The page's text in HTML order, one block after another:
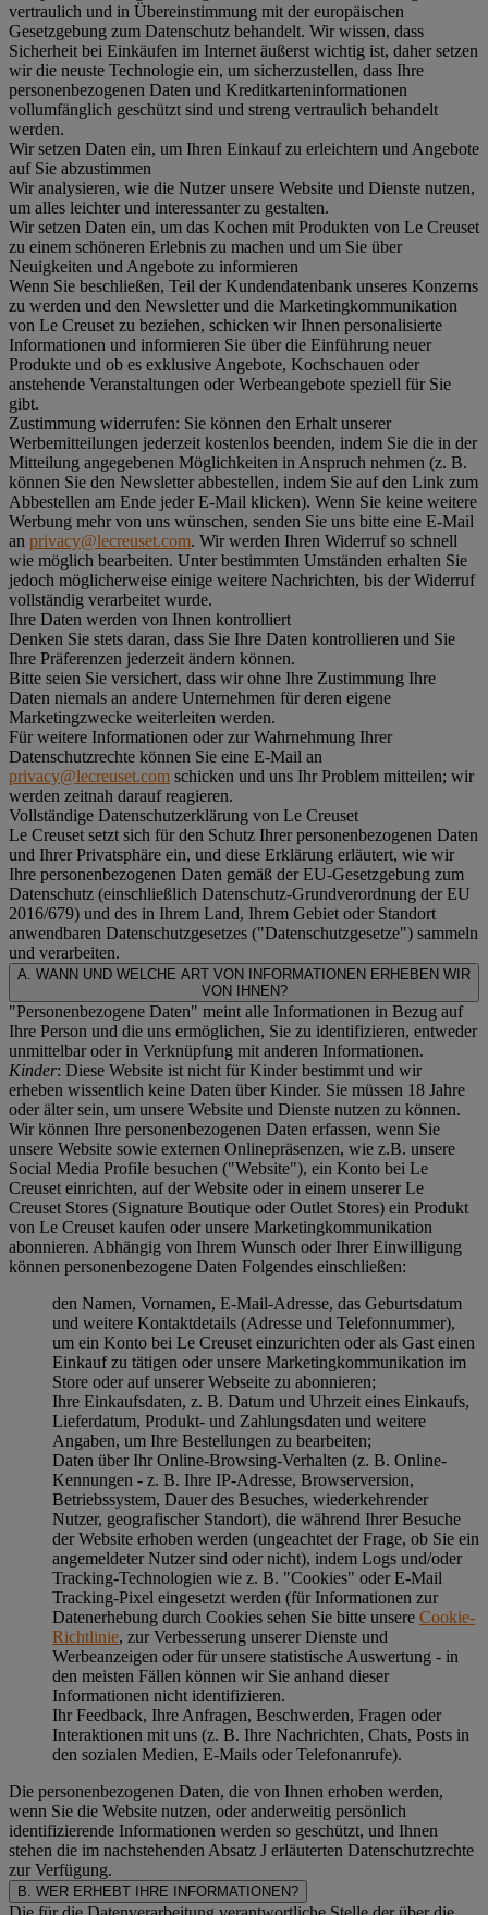
vertraulich und in Übereinstimmung mit der europäischen
Gesetzgebung zum Datenschutz behandelt. Wir wissen, dass
Sicherheit bei Einkäufen im Internet äußerst wichtig ist, daher setzen
wir die neuste Technologie ein, um sicherzustellen, dass Ihre
personenbezogenen Daten und Kreditkarteninformationen
vollumfänglich geschützt sind und streng vertraulich behandelt
werden.
Wir setzen Daten ein, um Ihren Einkauf zu erleichtern und Angebote
auf Sie abzustimmen
Wir analysieren, wie die Nutzer unsere Website und Dienste nutzen,
um alles leichter und interessanter zu gestalten.
Wir setzen Daten ein, um das Kochen mit Produkten von Le Creuset
zu einem schöneren Erlebnis zu machen und um Sie über
Neuigkeiten und Angebote zu informieren
Wenn Sie beschließen, Teil der Kundendatenbank unseres Konzerns
zu werden und den Newsletter und die Marketingkommunikation
von Le Creuset zu beziehen, schicken wir Ihnen personalisierte
Informationen und informieren Sie über die Einführung neuer
Produkte und ob es exklusive Angebote, Kochschauen oder
anstehende Veranstaltungen oder Werbeangebote speziell für Sie
gibt.
Zustimmung widerrufen: Sie können den Erhalt unserer
Werbemitteilungen jederzeit kostenlos beenden, indem Sie die in der
Mitteilung angegebenen Möglichkeiten in Anspruch nehmen (z. B.
können Sie den Newsletter abbestellen, indem Sie auf den Link zum
Abbestellen am Ende jeder E-Mail klicken). Wenn Sie keine weitere
Werbung mehr von uns wünschen, senden Sie uns bitte eine E-Mail
an privacy@lecreuset.com. Wir werden Ihren Widerruf so schnell
wie möglich bearbeiten. Unter bestimmten Umständen erhalten Sie
jedoch möglicherweise einige weitere Nachrichten, bis der Widerruf
vollständig verarbeitet wurde.
Ihre Daten werden von Ihnen kontrolliert
Denken Sie stets daran, dass Sie Ihre Daten kontrollieren und Sie
Ihre Präferenzen jederzeit ändern können.
Bitte seien Sie versichert, dass wir ohne Ihre Zustimmung Ihre
Daten niemals an andere Unternehmen für deren eigene
Marketingzwecke weiterleiten werden.
Für weitere Informationen oder zur Wahrnehmung Ihrer
Datenschutzrechte können Sie eine E-Mail an
privacy@lecreuset.com schicken und uns Ihr Problem mitteilen; wir
werden zeitnah darauf reagieren.
Vollständige Datenschutzerklärung von Le Creuset
Le Creuset setzt sich für den Schutz Ihrer personenbezogenen Daten
und Ihrer Privatsphäre ein, und diese Erklärung erläutert, wie wir
Ihre personenbezogenen Daten gemäß der EU-Gesetzgebung zum
Datenschutz (einschließlich Datenschutz-Grundverordnung der EU
2016/679) und des in Ihrem Land, Ihrem Gebiet oder Standort
anwendbaren Datenschutzgesetzes ("Datenschutzgesetze") sammeln
und verarbeiten.
A. WANN UND WELCHE ART VON INFORMATIONEN ERHEBEN WIR
VON IHNEN?
"Personenbezogene Daten" meint alle Informationen in Bezug auf
Ihre Person und die uns ermöglichen, Sie zu identifizieren, entweder
unmittelbar oder in Verknüpfung mit anderen Informationen.
Kinder: Diese Website ist nicht für Kinder bestimmt und wir
erheben wissentlich keine Daten über Kinder. Sie müssen 18 Jahre
oder älter sein, um unsere Website und Dienste nutzen zu können.
Wir können Ihre personenbezogenen Daten erfassen, wenn Sie
unsere Website sowie externen Onlinepräsenzen, wie z.B. unsere
Social Media Profile besuchen ("Website"), ein Konto bei Le
Creuset einrichten, auf der Website oder in einem unserer Le
Creuset Stores (Signature Boutique oder Outlet Stores) ein Produkt
von Le Creuset kaufen oder unsere Marketingkommunikation
abonnieren. Abhängig von Ihrem Wunsch oder Ihrer Einwilligung
können personenbezogene Daten Folgendes einschließen:
den Namen, Vornamen, E-Mail-Adresse, das Geburtsdatum
und weitere Kontaktdetails (Adresse und Telefonnummer),
um ein Konto bei Le Creuset einzurichten oder als Gast einen
Einkauf zu tätigen oder unsere Marketingkommunikation im
Store oder auf unserer Webseite zu abonnieren;
Ihre Einkaufsdaten, z. B. Datum und Uhrzeit eines Einkaufs,
Lieferdatum, Produkt- und Zahlungsdaten und weitere
Angaben, um Ihre Bestellungen zu bearbeiten;
Daten über Ihr Online-Browsing-Verhalten (z. B. Online-
Kennungen - z. B. Ihre IP-Adresse, Browserversion,
Betriebssystem, Dauer des Besuches, wiederkehrender
Nutzer, geografischer Standort), die während Ihrer Besuche
der Website erhoben werden (ungeachtet der Frage, ob Sie ein
angemeldeter Nutzer sind oder nicht), indem Logs und/oder
Tracking-Technologien wie z. B. "Cookies" oder E-Mail
Tracking-Pixel eingesetzt werden (für Informationen zur
Datenerhebung durch Cookies sehen Sie bitte unsere Cookie-
Richtlinie, zur Verbesserung unserer Dienste und
Werbeanzeigen oder für unsere statistische Auswertung - in
den meisten Fällen können wir Sie anhand dieser
Informationen nicht identifizieren.
Ihr Feedback, Ihre Anfragen, Beschwerden, Fragen oder
Interaktionen mit uns (z. B. Ihre Nachrichten, Chats, Posts in
den sozialen Medien, E-Mails oder Telefonanrufe).
Die personenbezogenen Daten, die von Ihnen erhoben werden,
wenn Sie die Website nutzen, oder anderweitig persönlich
identifizierende Informationen werden so geschützt, und Ihnen
stehen die im nachstehenden Absatz J erläuterten Datenschutzrechte
zur Verfügung.
B. WER ERHEBT IHRE INFORMATIONEN?